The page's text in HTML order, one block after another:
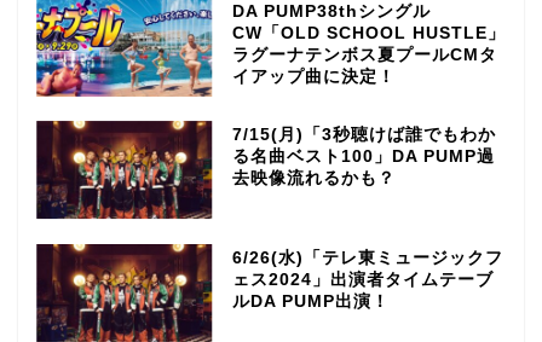
DA PUMP38thシングル
CW「OLD SCHOOL HUSTLE」
ラグーナテンボス夏プールCMタ
イアップ曲に決定！
7/15(月)「3秒聴けば誰でもわか
る名曲ベスト100」DA PUMP過
去映像流れるかも？
6/26(水)「テレ東ミュージックフ
ェス2024」出演者タイムテーブ
ルDA PUMP出演！